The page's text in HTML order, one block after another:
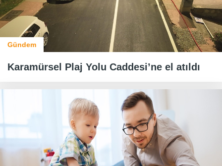
Gündem
Karamürsel Plaj Yolu Caddesi’ne el atıldı